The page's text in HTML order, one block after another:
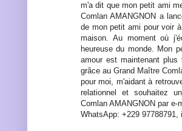
m'a dit que mon petit ami
Comlan AMANGNON a
de mon petit ami pour voir
maison. Au moment où
heureuse du monde. Mon
amour est maintenant
grâce au Grand Maître
pour moi, m'aidant à
relationnel et souhaitez
Comlan AMANGNON par
WhatsApp: +229